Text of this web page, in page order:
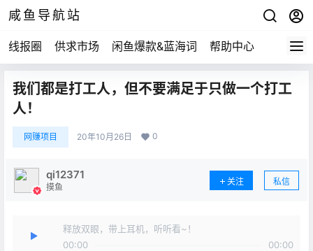
咸鱼导航站
线报圈 供求市场 闲鱼爆款&蓝海词 帮助中心
我们都是打工人，但不要满足于只做一个打工
人！
网赚项目 20年10月26日 0
qi12371
摸鱼
关注 私信
释放双眼，带上耳机，听听看~！
00:00
00:00